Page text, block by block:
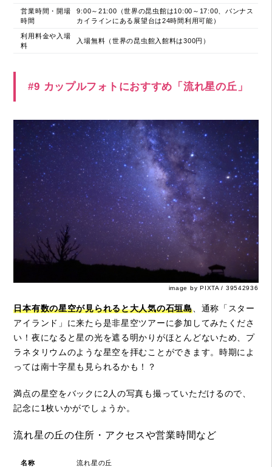
営業時間・開場
時間
9:00～21:00（世界の昆虫館は10:00～17:00、バンナス
カイラインにある展望台は24時間利用可能）
利用料金や入場
料
入場無料（世界の昆虫館入館料は300円）
#9 カップルフォトにおすすめ「流れ星の丘」
image by PIXTA / 39542936
日本有数の星空が見られると大人気の石垣島、通称「スター
アイランド」に来たら是非星空ツアーに参加してみたくださ
い！夜になると星の光を遮る明かりがほとんどないため、プ
ラネタリウムのような星空を拝むことができます。時期によ
っては南十字星も見られるかも！？
満点の星空をバックに2人の写真も撮っていただけるので、
記念に1枚いかがでしょうか。
流れ星の丘の住所・アクセスや営業時間など
名称 流れ星の丘